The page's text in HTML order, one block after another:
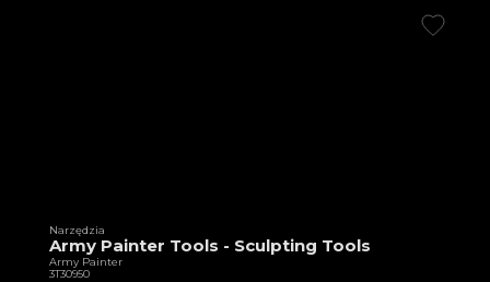
Narzędzia
Army Painter Tools - Sculpting Tools
Army Painter
3T30950